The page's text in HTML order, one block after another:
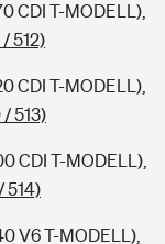
CDI T-MODELL),
512)
CDI T-MODELL),
/ 513)
CDI T-MODELL),
514)
V6 T-MODELL),